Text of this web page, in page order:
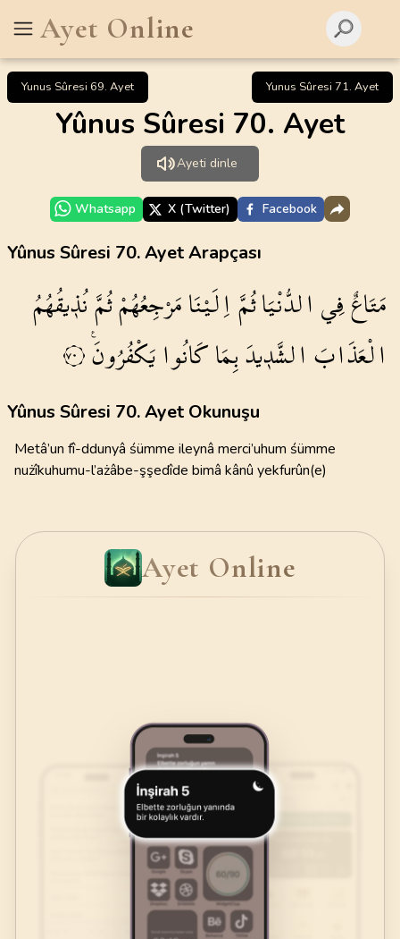
Ayet Online
Yunus Sûresi 69. Ayet Yunus Sûresi 71. Ayet
Yûnus Sûresi 70. Ayet
Ayeti dinle
Whatsapp X (Twitter) Facebook
Yûnus Sûresi 70. Ayet Arapçası
مَتَاعٌفِيالدُّنْيَاثُمَّاِلَيْنَامَرْجِعُهُمْثُمَّنُذ۪يقُهُمُ
الْعَذَابَالشَّد۪يدَبِمَاكَانُوايَكْفُرُونَ۟ ٧٠
Yûnus Sûresi 70. Ayet Okunuşu
Metâ’un fî-ddunyâ śümme ileynâ merci’uhum śümme
nużîkuhumu-l’ażâbe-şşedîde bimâ kânû yekfurûn(e)
Ayet Online